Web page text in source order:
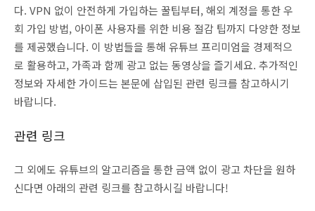
다. VPN 없이 안전하게 가입하는 꿀팁부터, 해외 계정을 통한 우
회 가입 방법, 아이폰 사용자를 위한 비용 절감 팁까지 다양한 정보
를 제공했습니다. 이 방법들을 통해 유튜브 프리미엄을 경제적으
로 활용하고, 가족과 함께 광고 없는 동영상을 즐기세요. 추가적인
정보와 자세한 가이드는 본문에 삽입된 관련 링크를 참고하시기
바랍니다.
관련 링크
그 외에도 유튜브의 알고리즘을 통한 금액 없이 광고 차단을 원하
신다면 아래의 관련 링크를 참고하시길 바랍니다!